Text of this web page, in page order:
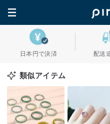
日本円で決済 配送
類似アイテム